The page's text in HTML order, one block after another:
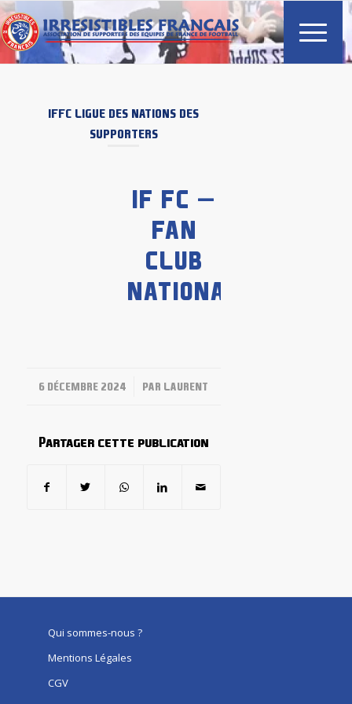
IFFC LIGUE DES NATIONS DES
SUPPORTERS
IF FC –
FAN
CLUB
6 DÉCEMBRE 2024
/ PAR LAURENT
Partager cette publication
Qui sommes-nous ?
Mentions Légales
CGV